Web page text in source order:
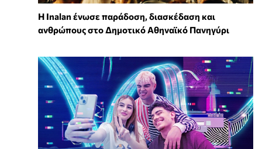
Η Inalan ένωσε παράδοση, διασκέδαση και
ανθρώπους στο Δημοτικό Αθηναϊκό Πανηγύρι